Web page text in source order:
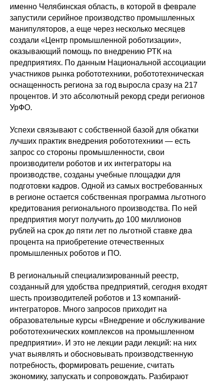
именно Челябинская область, в которой в феврале
запустили серийное производство промышленных
манипуляторов, а еще через несколько месяцев
создали «Центр промышленной роботизации»,
оказывающий помощь по внедрению РТК на
предприятиях. По данным Национальной ассоциации
участников рынка робототехники, робототехническая
оснащенность региона за год выросла сразу на 217
процентов. И это абсолютный рекорд среди регионов
УрФО.
Успехи связывают с собственной базой для обкатки
лучших практик внедрения робототехники — есть
запрос со стороны промышленности, свои
производители роботов и их интеграторы на
производстве, созданы учебные площадки для
подготовки кадров. Одной из самых востребованных
в регионе остается собственная программа льготного
кредитования регионального производства. По ней
предприятия могут получить до 100 миллионов
рублей на срок до пяти лет по льготной ставке два
процента на приобретение отечественных
промышленных роботов и ПО.
В региональный специализированный реестр,
созданный для удобства предприятий, сегодня входят
шесть производителей роботов и 13 компаний-
интеграторов. Много запросов приходит на
образовательные курсы «Внедрение и обслуживание
робототехнических комплексов на промышленном
предприятии». И это не лекции ради лекций: на них
учат выявлять и обосновывать производственную
потребность, формировать решение, считать
экономику, запускать и сопровождать. Разбирают